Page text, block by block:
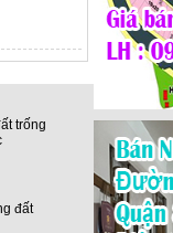
trống
đất